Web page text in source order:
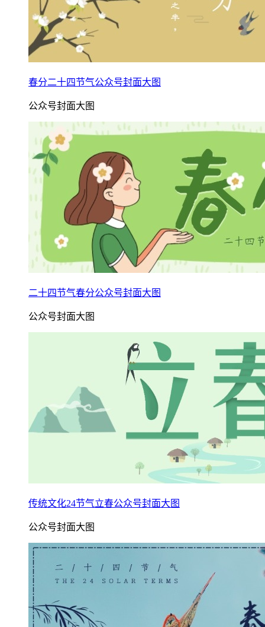
春分二十四节气公众号封面大图
公众号封面大图
二十四节气春分公众号封面大图
公众号封面大图
传统文化24节气立春公众号封面大图
公众号封面大图